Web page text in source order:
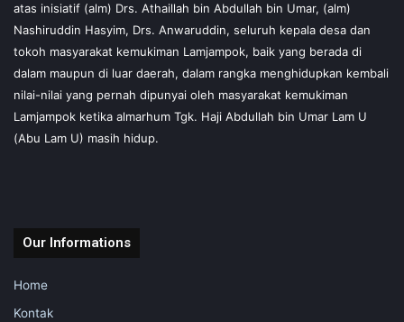
atas inisiatif (alm) Drs. Athaillah bin Abdullah bin Umar, (alm)
Nashiruddin Hasyim, Drs. Anwaruddin, seluruh kepala desa dan
tokoh masyarakat kemukiman Lamjampok, baik yang berada di
dalam maupun di luar daerah, dalam rangka menghidupkan kembali
nilai-nilai yang pernah dipunyai oleh masyarakat kemukiman
Lamjampok ketika almarhum Tgk. Haji Abdullah bin Umar Lam U
(Abu Lam U) masih hidup.
Our Informations
Home
Kontak